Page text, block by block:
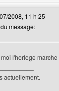
2008, 11 h 25
message:
l'horloge
actuellement.